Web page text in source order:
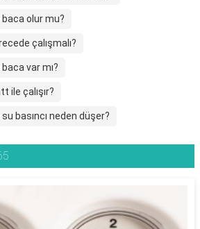
olur mu?
çalışmalı?
var mı?
ile çalışır?
basıncı neden düşer?